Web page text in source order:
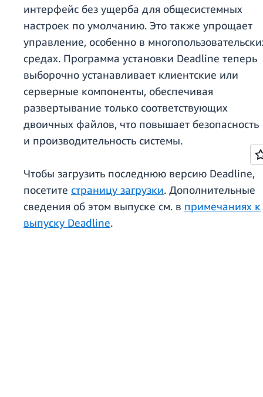
интерфейс без ущерба для общесистемных
настроек по умолчанию. Это также упрощает
управление, особенно в
средах. Программа установки Deadline теперь
выборочно устанавливает клиентские или
серверные компоненты, обеспечивая
развертывание только соответствующих
двоичных файлов, что повышает безопасность
и производительность системы.
Чтобы загрузить последнюю версию Deadline,
посетите страницу загрузки. Дополнительные
сведения об этом выпуске см. в примечаниях к
выпуску Deadline.